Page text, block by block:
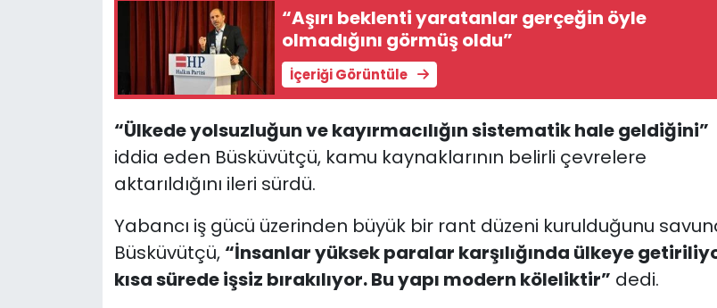
“Aşırı beklenti yaratanlar gerçeğin öyle
olmadığını görmüş oldu”
İçeriği Görüntüle
“Ülkede yolsuzluğun ve kayırmacılığın sistematik hale geldiğini”
iddia eden Büsküvütçü, kamu kaynaklarının belirli çevrelere
aktarıldığını ileri sürdü.
Yabancı iş gücü üzerinden büyük bir rant düzeni kurulduğunu
Büsküvütçü, “İnsanlar yüksek paralar karşılığında ülkeye
kısa sürede işsiz bırakılıyor. Bu yapı modern köleliktir” dedi.